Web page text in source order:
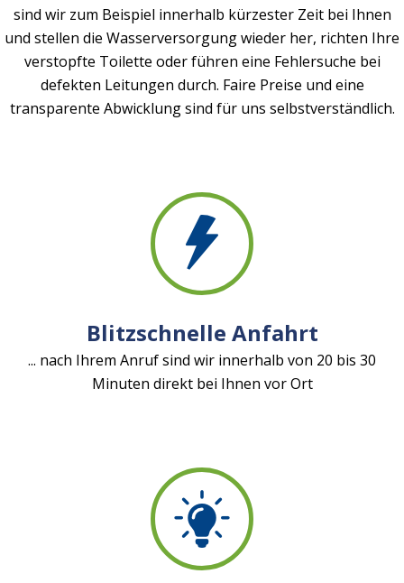
sind wir zum Beispiel innerhalb kürzester Zeit bei Ihnen
und stellen die Wasserversorgung wieder her, richten Ihre
verstopfte Toilette oder führen eine Fehlersuche bei
defekten Leitungen durch. Faire Preise und eine
transparente Abwicklung sind für uns selbstverständlich.
Blitzschnelle Anfahrt
... nach Ihrem Anruf sind wir innerhalb von 20 bis 30
Minuten direkt bei Ihnen vor Ort